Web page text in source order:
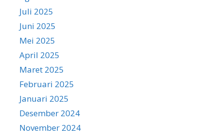
Juli 2025
Juni 2025
Mei 2025
April 2025
Maret 2025
Februari 2025
Januari 2025
Desember 2024
November 2024